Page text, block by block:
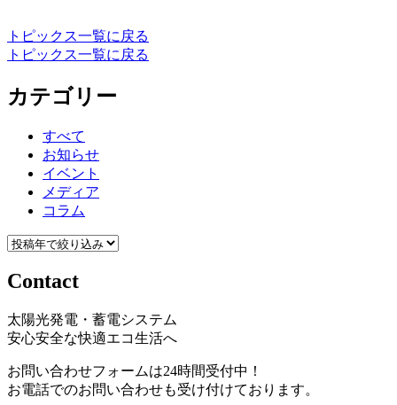
トピックス一覧に戻る
トピックス一覧に戻る
カテゴリー
すべて
お知らせ
イベント
メディア
コラム
Contact
太陽光発電・蓄電システム
安心安全な快適エコ生活へ
お問い合わせフォームは24時間受付中！
お電話でのお問い合わせも受け付けております。